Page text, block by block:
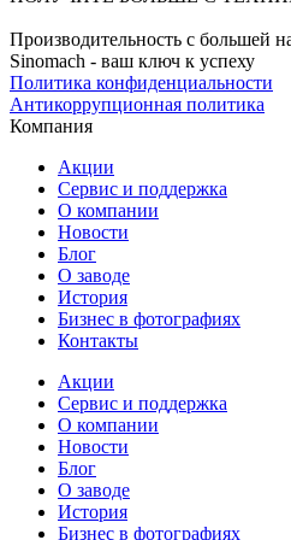
Производительность с большей
Sinomach - ваш ключ к успеху
Политика конфиденциальности
Антикоррупционная политика
Компания
Акции
Сервис и поддержка
О компании
Новости
Блог
О заводе
История
Бизнес в фотографиях
Контакты
Акции
Сервис и поддержка
О компании
Новости
Блог
О заводе
История
Бизнес в фотографиях